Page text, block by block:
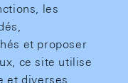
les
et proposer
ce site utilise
et diverses